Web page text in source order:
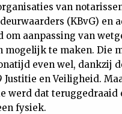
van
(KBvG) en
om aanpassing van
mogelijk te maken. Die
even wel, dankzij
Justitie en Veiligheid.
werd dat teruggedraaid
fysiek.